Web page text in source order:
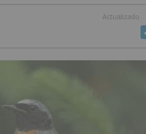
Actualizado